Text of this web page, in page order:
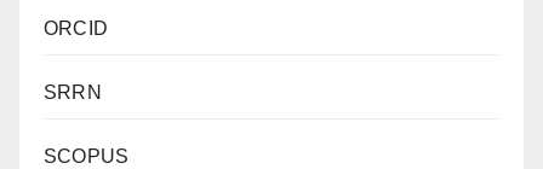
ORCID
SRRN
SCOPUS